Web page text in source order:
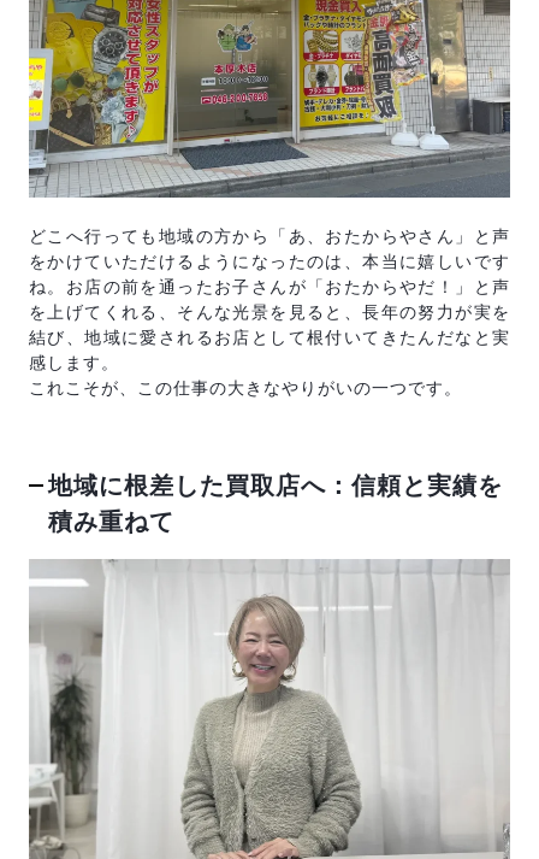
どこへ行っても地域の方から「あ、おたからやさん」と声
をかけていただけるようになったのは、本当に嬉しいです
ね。お店の前を通ったお子さんが「おたからやだ！」と声
を上げてくれる、そんな光景を見ると、長年の努力が実を
結び、地域に愛されるお店として根付いてきたんだなと実
感します。
これこそが、この仕事の大きなやりがいの一つです。
地域に根差した買取店へ：信頼と実績を
積み重ねて